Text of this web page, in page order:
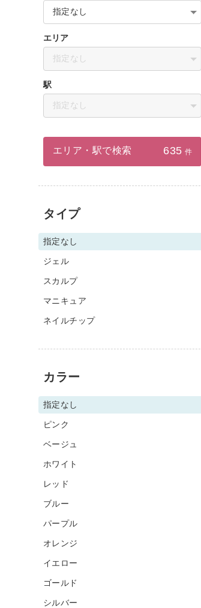
指定なし
エリア
指定なし
駅
指定なし
エリア・駅で検索 635 件
タイプ
指定なし
ジェル
スカルプ
マニキュア
ネイルチップ
カラー
指定なし
ピンク
ベージュ
ホワイト
レッド
ブルー
パープル
オレンジ
イエロー
ゴールド
シルバー